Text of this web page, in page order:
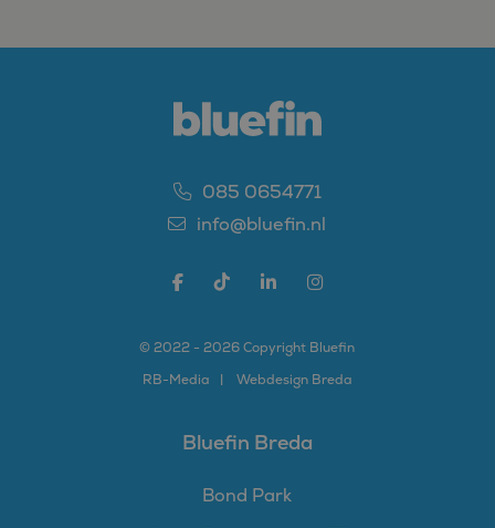
085 0654771
info@bluefin.nl
© 2022 - 2026 Copyright Bluefin
RB-Media Webdesign Breda
Bluefin Breda
Bond Park